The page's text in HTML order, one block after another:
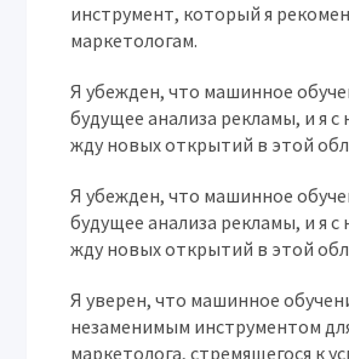
инструмент, который я
маркетологам.
Я убежден, что машинное
будущее анализа рекламы, и я с
жду новых открытий в этой
Я убежден, что машинное
будущее анализа рекламы, и я с
жду новых открытий в этой
Я уверен, что машинное
незаменимым инструментом
маркетолога, стремящегося к